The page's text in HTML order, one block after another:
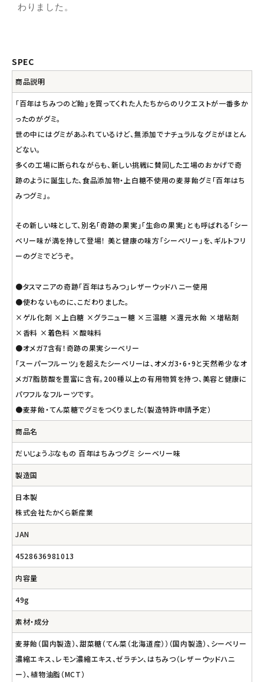
わりました。
SPEC
商品説明
「百年はちみつのど飴」を買ってくれた人たちからのリクエストが一番多か
ったのがグミ。
世の中にはグミがあふれているけど、無添加でナチュラルなグミがほとん
どない。
多くの工場に断られながらも、新しい挑戦に賛同した工場のおかげで奇
跡のように誕生した、食品添加物・上白糖不使用の麦芽飴グミ「百年はち
みつグミ」。
その新しい味として、別名「奇跡の果実」「生命の果実」とも呼ばれる「シー
ベリー味が満を持して登場！ 美と健康の味方「シーベリー」を、ギルトフリ
ーのグミでどうぞ。
●タスマニアの奇跡「百年はちみつ」レザーウッドハニー使用
●使わないものに、こだわりました。
×ゲル化剤 ×上白糖 ×グラニュー糖 ×三温糖 ×還元水飴 ×増粘剤
×香料 ×着色料 ×酸味料
●オメガ7含有！奇跡の果実シーベリー
「スーパーフルーツ」を超えたシーベリーは、オメガ3・6・9と天然希少なオ
メガ7脂肪酸を豊富に含有。200種以上の有用物質を持つ、美容と健康に
パワフルなフルーツです。
●麦芽飴・てん菜糖でグミをつくりました（製造特許申請予定）
商品名
だいじょうぶなもの 百年はちみつグミ シーベリー味
製造国
日本製
株式会社たかくら新産業
JAN
4528636981013
内容量
49g
素材・成分
麦芽飴（国内製造）、甜菜糖（てん菜（北海道産））（国内製造）、シーベリー
濃縮エキス、レモン濃縮エキス、ゼラチン、はちみつ（レザーウッドハニ
ー）、植物油脂（MCT）